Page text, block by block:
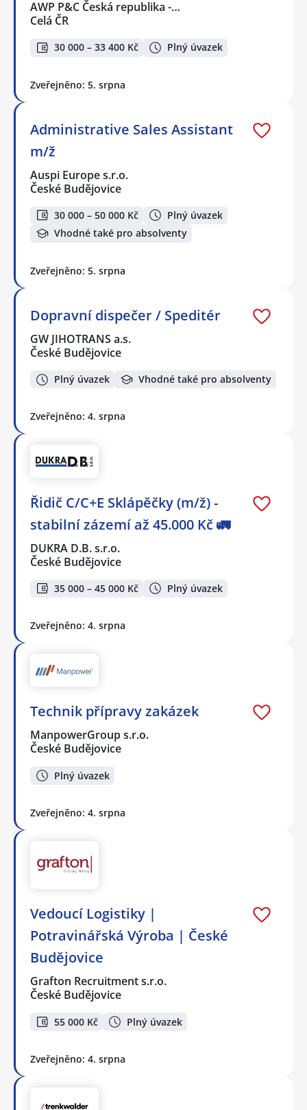
AWP P&C Česká republika -…
Celá ČR
30 000 – 33 400 Kč Plný úvazek
Zveřejněno: 5. srpna
Administrative Sales Assistant
m/ž
Auspi Europe s.r.o.
České Budějovice
30 000 – 50 000 Kč
Plný úvazek
Vhodné také pro absolventy
Zveřejněno: 5. srpna
Dopravní dispečer / Speditér
GW JIHOTRANS a.s.
České Budějovice
Plný úvazek Vhodné také pro absolventy
Zveřejněno: 4. srpna
Řidič C/C+E Sklápěčky (m/ž) -
stabilní zázemí až 45.000 Kč 🚛
DUKRA D.B. s.r.o.
České Budějovice
35 000 – 45 000 Kč Plný úvazek
Zveřejněno: 4. srpna
Technik přípravy zakázek
ManpowerGroup s.r.o.
České Budějovice
Plný úvazek
Zveřejněno: 4. srpna
Vedoucí Logistiky |
Potravinářská Výroba | České
Budějovice
Grafton Recruitment s.r.o.
České Budějovice
55 000 Kč Plný úvazek
Zveřejněno: 4. srpna